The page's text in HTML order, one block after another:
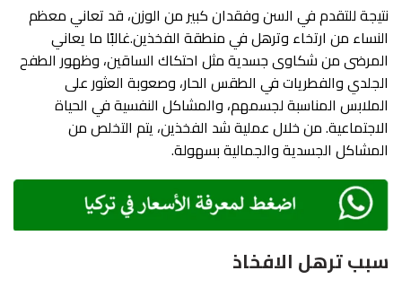
نتيجة للتقدم في السن وفقدان كبير من الوزن، قد تعاني معظم
النساء من ارتخاء وترهل في منطقة الفخذين.غالبًا ما يعاني
المرضى من شكاوى جسدية مثل احتكاك الساقين، وظهور الطفح
الجلدي والفطريات في الطقس الحار، وصعوبة العثور على
الملابس المناسبة لجسمهم، والمشاكل النفسية في الحياة
الاجتماعية. من خلال عملية شد الفخذين، يتم التخلص من
المشاكل الجسدية والجمالية بسهولة.
سبب ترهل الافخاذ